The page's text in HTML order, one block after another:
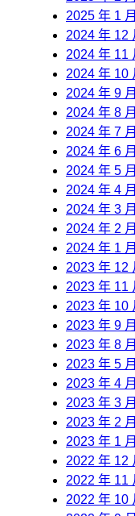
2025 年 1 月
2024 年 12
2024 年 11
2024 年 10
2024 年 9 月
2024 年 8 月
2024 年 7 月
2024 年 6 月
2024 年 5 月
2024 年 4 月
2024 年 3 月
2024 年 2 月
2024 年 1 月
2023 年 12
2023 年 11
2023 年 10
2023 年 9 月
2023 年 8 月
2023 年 5 月
2023 年 4 月
2023 年 3 月
2023 年 2 月
2023 年 1 月
2022 年 12
2022 年 11
2022 年 10